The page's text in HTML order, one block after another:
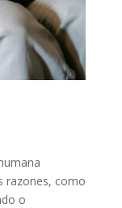
razones, como
o